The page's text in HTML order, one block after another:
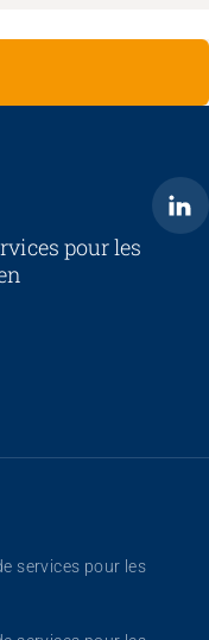
pour les
services pour les